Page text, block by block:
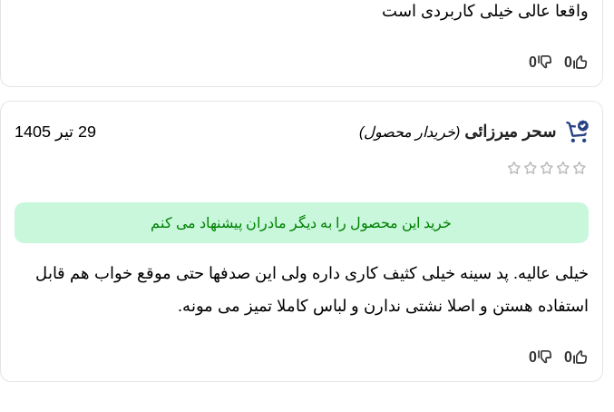
واقعا عالی خیلی کاربردی است
0
0
سحر میرزائی (خریدار محصول) 29 تیر 1405
خرید این محصول را به دیگر مادران پیشنهاد می کنم
خیلی عالیه. پد سینه خیلی کثیف کاری داره ولی این صدفها حتی موقع خواب هم قابل
استفاده هستن و اصلا نشتی ندارن و لباس کاملا تمیز می مونه.
0
0